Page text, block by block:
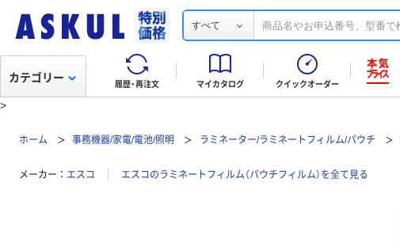
すべて
履歴・再注文 マイカタログ クイックオーダー
カテゴリー
>
ホーム 事務機器/家電/電池/照明 ラミネーター/ラミネートフィルム/パウチ
メーカー エスコ エスコのラミネートフィルム（パウチフィルム）を全て見る